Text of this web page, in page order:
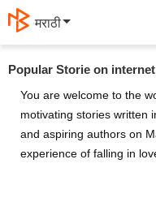
मराठी
Popular Storie on
You are welcome to the
motivating stories written
and aspiring authors on
experience of falling in